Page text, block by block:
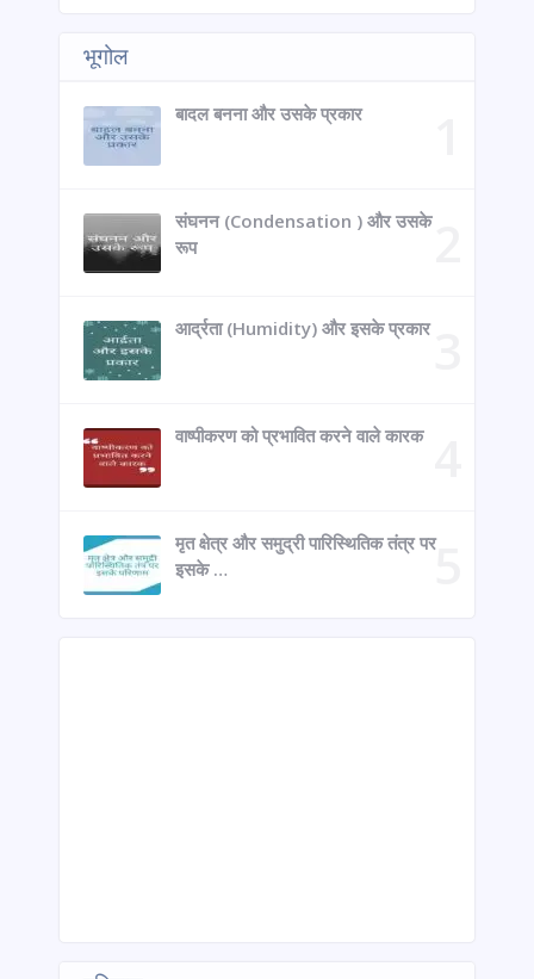
भूगोल
बादल बनना और उसके प्रकार
संघनन (Condensation ) और उसके
रूप
आर्द्रता (Humidity) और इसके प्रकार
वाष्पीकरण को प्रभावित करने वाले कारक
मृत क्षेत्र और समुद्री पारिस्थितिक तंत्र पर
इसके …